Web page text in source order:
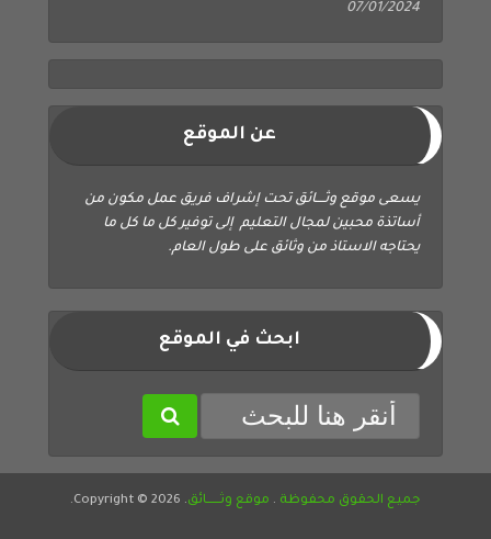
07/01/2024
عن الموقع
يسعى موقع وثــــائق تحت إشراف فريق عمل مكون من
أساتذة محبين لمجال التعليم إلى توفير كل ما كل ما
يحتاجه الاستاذ من وثائق على طول العام.
ابحث في الموقع
جميع الحقوق محفوظة . موقع وثــــــائق. Copyright © 2026.